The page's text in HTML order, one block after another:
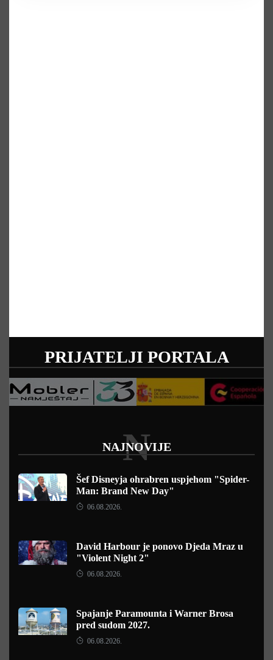
PRIJATELJI PORTALA
NAJNOVIJE
N
Šef Disneyja ohrabren uspjehom "Spider-
Man: Brand New Day"
06.08.2026.
David Harbour je ponovo Djeda Mraz u
"Violent Night 2"
06.08.2026.
Spajanje Paramounta i Warner Brosa
pred sudom 2027.
06.08.2026.